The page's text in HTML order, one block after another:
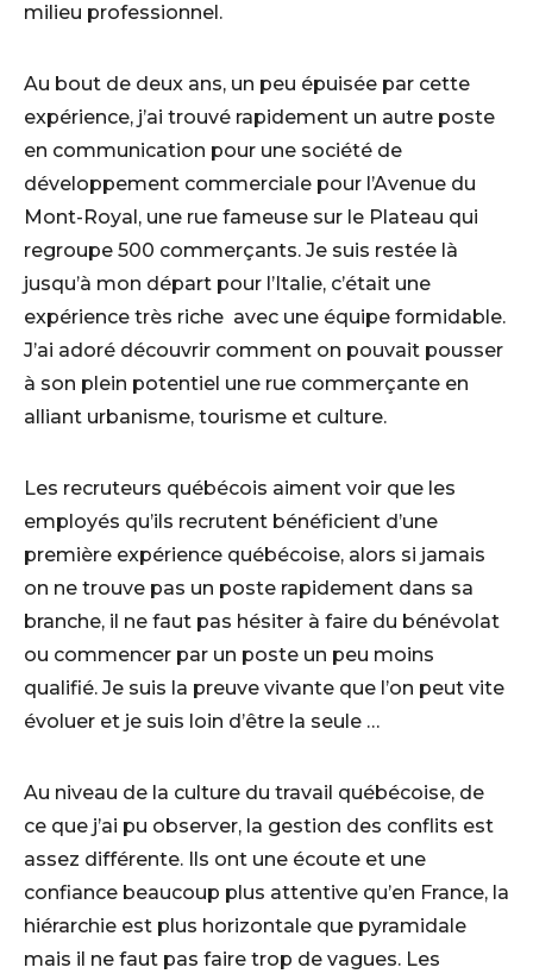
milieu professionnel.
Au bout de deux ans, un peu épuisée par cette
expérience, j’ai trouvé rapidement un autre poste
en communication pour une société de
développement commerciale pour l’Avenue du
Mont-Royal, une rue fameuse sur le Plateau qui
regroupe 500 commerçants. Je suis restée là
jusqu’à mon départ pour l’Italie, c’était une
expérience très riche avec une équipe formidable.
J’ai adoré découvrir comment on pouvait pousser
à son plein potentiel une rue commerçante en
alliant urbanisme, tourisme et culture.
Les recruteurs québécois aiment voir que les
employés qu’ils recrutent bénéficient d’une
première expérience québécoise, alors si jamais
on ne trouve pas un poste rapidement dans sa
branche, il ne faut pas hésiter à faire du bénévolat
ou commencer par un poste un peu moins
qualifié. Je suis la preuve vivante que l’on peut vite
évoluer et je suis loin d’être la seule …
Au niveau de la culture du travail québécoise, de
ce que j’ai pu observer, la gestion des conflits est
assez différente. Ils ont une écoute et une
confiance beaucoup plus attentive qu’en France, la
hiérarchie est plus horizontale que pyramidale
mais il ne faut pas faire trop de vagues. Les